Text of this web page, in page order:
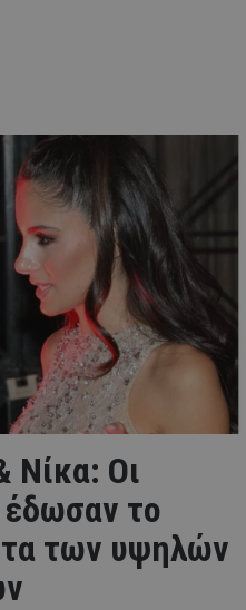
Νίκα: Οι
έδωσαν το
των υψηλών